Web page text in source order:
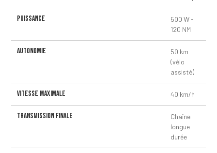
Puissance
500 W -
120 NM
Autonomie
50 km
(vélo
assisté)
Vitesse maximale 40 km/h
Transmission finale
Chaîne
longue
durée